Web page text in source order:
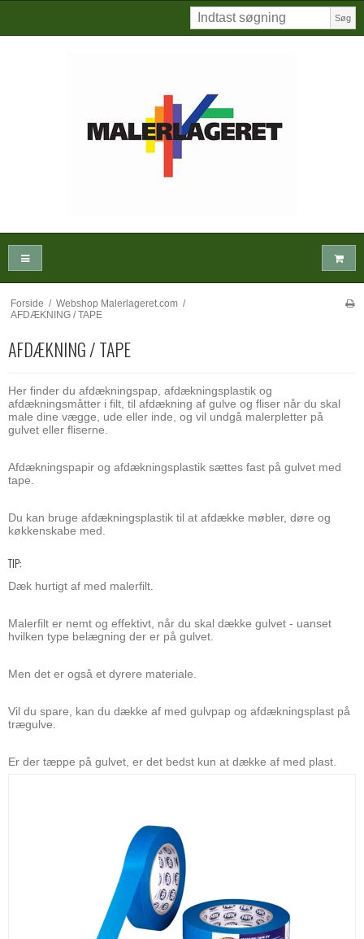
Søg
Forside / Webshop Malerlageret.com /
AFDÆKNING / TAPE
AFDÆKNING / TAPE
Her finder du afdækningspap, afdækningsplastik og
afdækningsmåtter i filt, til afdækning af gulve og fliser når du skal
male dine vægge, ude eller inde, og vil undgå malerpletter på
gulvet eller fliserne.
Afdækningspapir og afdækningsplastik sættes fast på gulvet med
tape.
Du kan bruge afdækningsplastik til at afdække møbler, døre og
køkkenskabe med.
TIP:
Dæk hurtigt af med malerfilt.
Malerfilt er nemt og effektivt, når du skal dække gulvet - uanset
hvilken type belægning der er på gulvet.
Men det er også et dyrere materiale.
Vil du spare, kan du dække af med gulvpap og afdækningsplast på
trægulve.
Er der tæppe på gulvet, er det bedst kun at dække af med plast.